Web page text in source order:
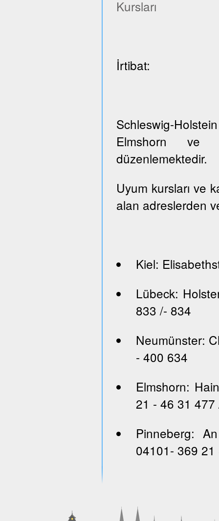
Kursları
İrtibat:
Schleswig-
Elmshorn ve
düzenlemektedir.
Uyum kursları ve
alan adreslerden
Kiel:
Lübeck:
833 /- 834
Neumünster:
- 400 634
Elmshorn:
21 - 46 31 477
Pinneberg:
04101- 369 21